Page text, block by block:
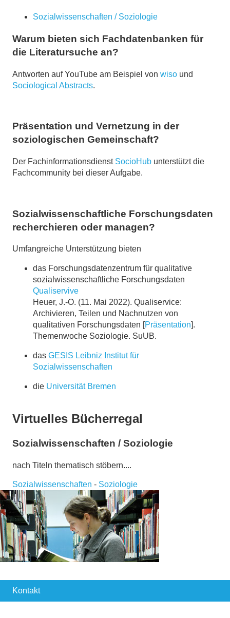
Sozialwissenschaften / Soziologie
Warum bieten sich Fachdatenbanken für
die Literatursuche an?
Antworten auf YouTube am Beispiel von wiso und
Sociological Abstracts.
Präsentation und Vernetzung in der
soziologischen Gemeinschaft?
Der Fachinformationsdienst SocioHub unterstützt die
Fachcommunity bei dieser Aufgabe.
Sozialwissenschaftliche Forschungsdaten
recherchieren oder managen?
Umfangreiche Unterstützung bieten
das Forschungsdatenzentrum für qualitative
sozialwissenschaftliche Forschungsdaten
Qualiservive
Heuer, J.-O. (11. Mai 2022). Qualiservice:
Archivieren, Teilen und Nachnutzen von
qualitativen Forschungsdaten [
Präsentation ].
Themenwoche Soziologie. SuUB.
das GESIS Leibniz Institut für
Sozialwissenschaften
die Universität Bremen
Virtuelles Bücherregal
Sozialwissenschaften / Soziologie
nach Titeln thematisch stöbern....
Sozialwissenschaften - Soziologie
Kontakt